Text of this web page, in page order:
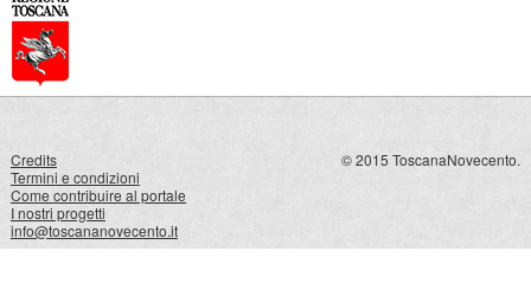
Credits
Termini e condizioni
Come contribuire al portale
I nostri progetti
info@toscananovecento.it
© 2015 ToscanaNovecento.